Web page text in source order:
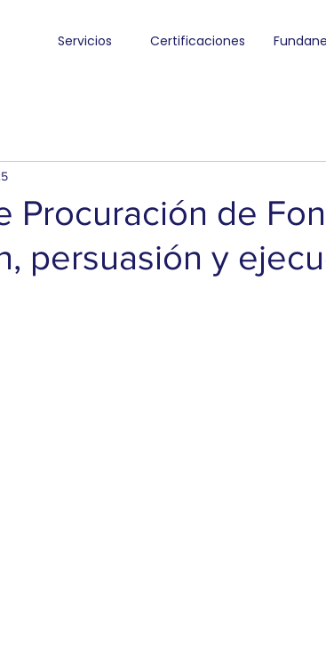
Servicios Certificaciones
Procuración de
persuasión y